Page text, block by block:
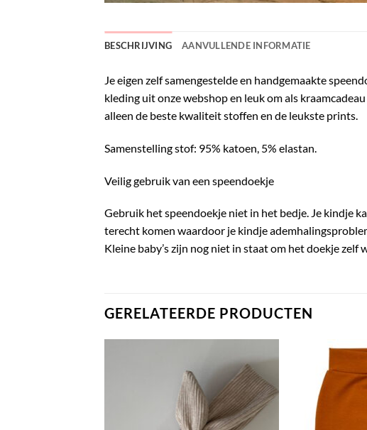
BESCHRIJVING AANVULLENDE INFORMATIE
Je eigen zelf samengestelde en handgemaakte
kleding uit onze webshop en leuk om als
alleen de beste kwaliteit stoffen en de leukste prints.
Samenstelling stof: 95% katoen, 5% elastan.
Veilig gebruik van een speendoekje
Gebruik het speendoekje niet in het bedje. Je kindje
terecht komen waardoor je kindje
Kleine baby’s zijn nog niet in staat om het doekje
GERELATEERDE PRODUCTEN